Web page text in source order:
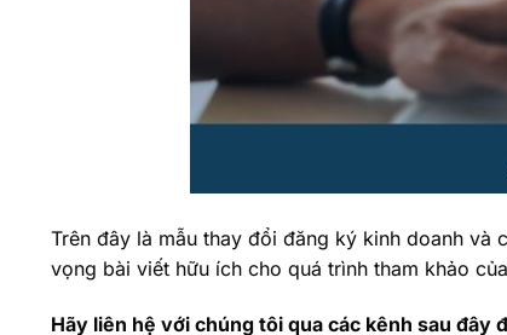
Trên đây là mẫu thay đổi đăng ký kinh doanh
vọng bài viết hữu ích cho quá trình tham khảo
Hãy liên hệ với chúng tôi qua các kênh sau